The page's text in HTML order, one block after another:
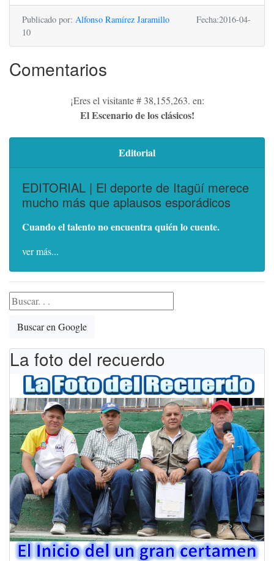
Publicado por: Alfonso Ramírez Jaramillo Fecha:2016-04-
10
Comentarios
¡Eres el visitante # 38,155,263. en:
El Escenario de los clásicos!
Editorial
EDITORIAL | El deporte de Itagüí merece
mucho más que aplausos esporádicos
Cuando el talento no encuentra quién lo cuente.
ver más...
Buscar en Google
La foto del recuerdo